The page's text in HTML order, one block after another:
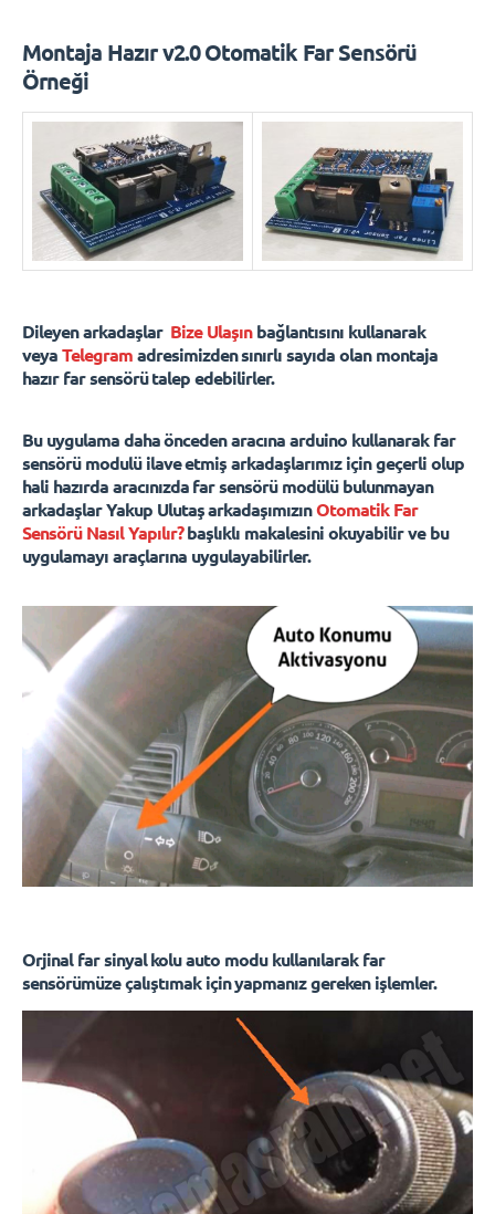
Montaja Hazır v2.0 Otomatik Far Sensörü
Örneği
Dileyen arkadaşlar Bize Ulaşınbağlantısını kullanarak
veyaTelegramadresimizden sınırlı sayıda olan montaja
hazır far sensörü talep edebilirler.
Bu uygulama daha önceden aracına arduino kullanarak far
sensörü modulü ilave etmiş arkadaşlarımız için geçerli olup
hali hazırda aracınızda far sensörü modülü bulunmayan
arkadaşlar Yakup Ulutaş arkadaşımızınOtomatik Far
Sensörü Nasıl Yapılır?başlıklı makalesini okuyabilir ve bu
uygulamayı araçlarına uygulayabilirler.
Orjinal far sinyal kolu auto modu kullanılarak far
sensörümüze çalıştımak için yapmanız gereken işlemler.